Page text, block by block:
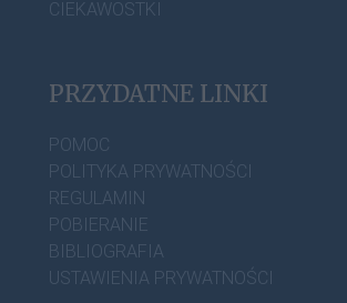
CIEKAWOSTKI
PRZYDATNE LINKI
POMOC
POLITYKA PRYWATNOŚCI
REGULAMIN
POBIERANIE
BIBLIOGRAFIA
USTAWIENIA PRYWATNOŚCI